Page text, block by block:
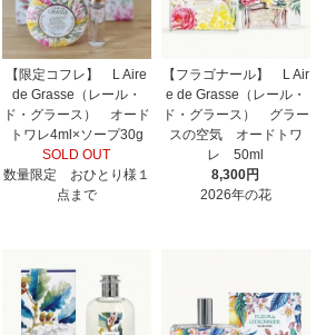
【限定コフレ】 L Aire
de Grasse（レール・
ド・グラース） オード
トワレ4ml×ソープ30g
SOLD OUT
数量限定 おひとり様１
点まで
【フラゴナール】 L Air
e de Grasse（レール・
ド・グラース） グラー
スの空気 オードトワ
レ 50ml
8,300円
2026年の花